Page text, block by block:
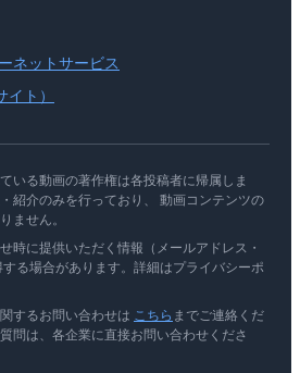
ネットサービス
イト）
いる動画の著作権は各投稿者に帰属しま
紹介のみを行っており、 動画コンテンツの
ません。
時に提供いただく情報（メールアドレス・
る場合があります。詳細はプライバシーポ
するお問い合わせは こちら までご連絡くだ
問は、各企業に直接お問い合わせくださ